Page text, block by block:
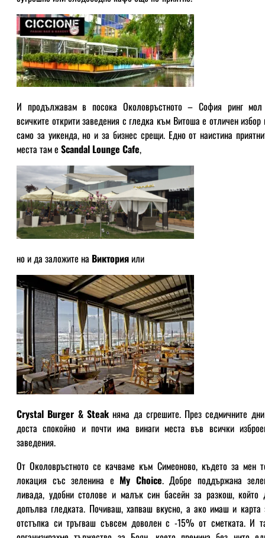
И продължавам в посока Околовръстното – София ринг
всичките открити заведения с гледка към Витоша е отличен избор
само за уикенда, но и за бизнес срещи. Едно от наистина
места там е Scandal Lounge Cafe,
но и да заложите на Викторияили
Crystal Burger & Steakняма да сгрешите. През седмичните
доста спокойно и почти има винаги места във всички
заведения.
От Околовръстното се качваме към Симеоново, където за мен
локация със зеленина е My Choice. Добре поддържана
ливада, удобни столове и малък син басейн за разкош, който
допълва гледката. Почиваш, хапваш вкусно, а ако имаш и карта
отстъпка си тръгваш съвсем доволен с -15% от сметката. И